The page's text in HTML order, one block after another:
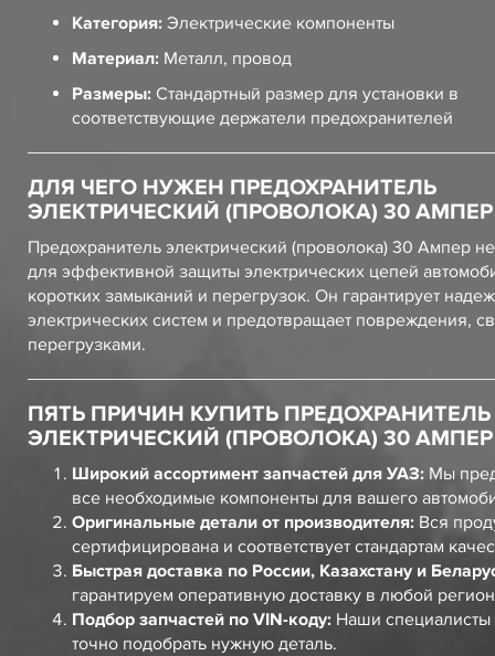
Категория: Электрические компоненты
Материал: Металл, провод
Размеры: Стандартный размер для установки в
соответствующие держатели предохранителей
ДЛЯ ЧЕГО НУЖЕН ПРЕДОХРАНИТЕЛЬ
ЭЛЕКТРИЧЕСКИЙ (ПРОВОЛОКА) 30 АМПЕР
Предохранитель электрический (проволока) 30 Ампер
для эффективной защиты электрических цепей
коротких замыканий и перегрузок. Он гарантирует
электрических систем и предотвращает повреждения,
перегрузками.
ПЯТЬ ПРИЧИН КУПИТЬ ПРЕДОХРАНИТЕЛЬ
ЭЛЕКТРИЧЕСКИЙ (ПРОВОЛОКА) 30
Широкий ассортимент запчастей для УАЗ: Мы
все необходимые компоненты для вашего
Оригинальные детали от производителя: Вся
сертифицирована и соответствует стандартам
Быстрая доставка по России, Казахстану и
гарантируем оперативную доставку в любой
Подбор запчастей по VIN-коду: Наши специалисты
точно подобрать нужную деталь.